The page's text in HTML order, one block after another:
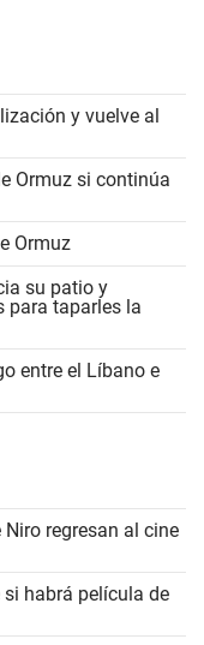
y vuelve al
Ormuz si continúa
Ormuz
su patio y
para taparles la
entre el Líbano e
Niro regresan al cine
si habrá película de